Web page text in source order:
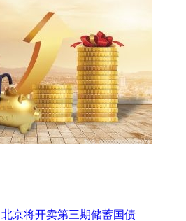
京将开卖第三期储蓄国债